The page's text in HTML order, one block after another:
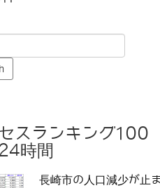
スランキング100
時間
長崎市の人口減少が止